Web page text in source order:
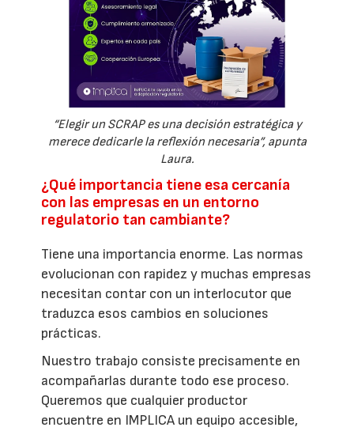
“Elegir un SCRAP es una decisión estratégica y
merece dedicarle la reflexión necesaria”, apunta
Laura.
¿Qué importancia tiene esa cercanía
con las empresas en un entorno
regulatorio tan cambiante?
Tiene una importancia enorme. Las normas
evolucionan con rapidez y muchas empresas
necesitan contar con un interlocutor que
traduzca esos cambios en soluciones
prácticas.
Nuestro trabajo consiste precisamente en
acompañarlas durante todo ese proceso.
Queremos que cualquier productor
encuentre en IMPLICA un equipo accesible,